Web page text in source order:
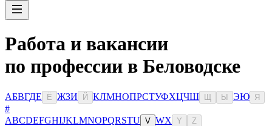
Работа и вакансии
по профессии в Беловодске
АБВГДЕ Ё ЖЗИ Й КЛМНОПРСТУФХЦЧШ Ы ЭЮ Я
#
ABCDEFGHIJKLMNOPQRSTU V WX Y Z